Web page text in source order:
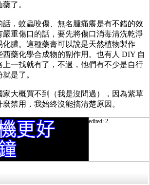
了。
，蚊蟲咬傷、無名腫痛癢是有不錯的效
嚴重傷口的話，要先將傷口消毒清洗乾淨
化膿。這種藥膏可以說是天然植物製作
西藥化學合成物的副作用。也有人 DIY 自
上一找就有了，不過，他們有不少是自行
是了。
家大概買不到（我是沒問過），因為紫草
禁用，我始終沒能搞清楚原因。
edited: 2